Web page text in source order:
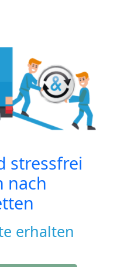
stressfrei
nach
erhalten